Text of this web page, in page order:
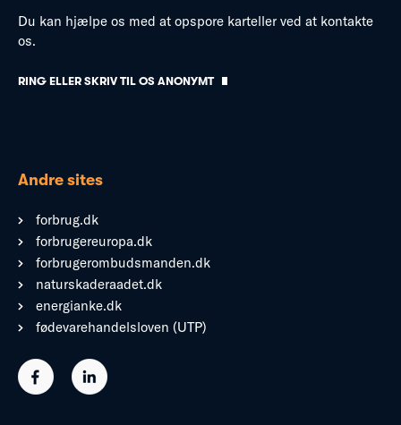
Du kan hjælpe os med at opspore karteller ved at kontakte
os.
RING ELLER SKRIV TIL OS ANONYMT
Andre sites
forbrug.dk
forbrugereuropa.dk
forbrugerombudsmanden.dk
naturskaderaadet.dk
energianke.dk
fødevarehandelsloven (UTP)